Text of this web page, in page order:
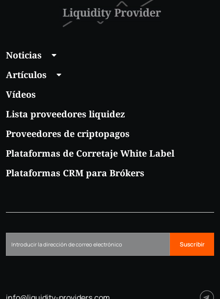
Noticias
Artículos
Vídeos
Lista proveedores liquidez
Proveedores de criptopagos
Plataformas de Corretaje White Label
Plataformas CRM para Brókers
Suscribir